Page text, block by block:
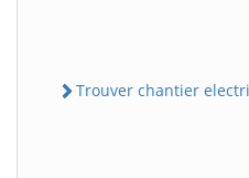
Trouver chantier